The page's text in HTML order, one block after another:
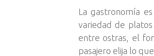
La gastronomía
variedad de
entre ostras, el
pasajero elija lo